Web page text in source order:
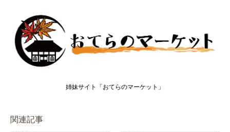
姉妹サイト「おてらのマーケット」
関連記事